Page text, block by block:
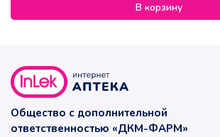
В корзину
Общество с дополнительной
ответственностью «ДКМ-ФАРМ»